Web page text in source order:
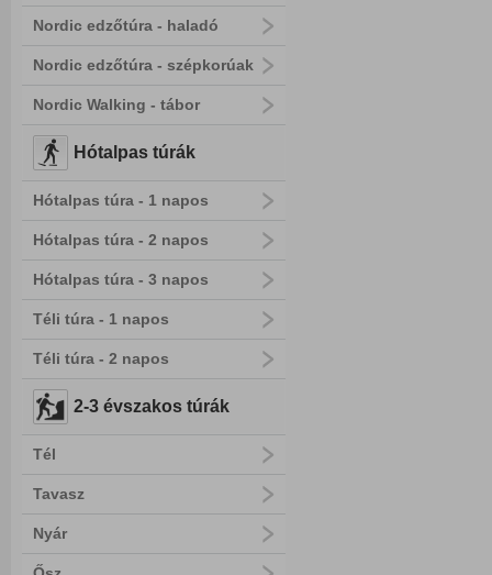
Nordic edzőtúra - haladó
Nordic edzőtúra - szépkorúak
Nordic Walking - tábor
Hótalpas túrák
Hótalpas túra - 1 napos
Hótalpas túra - 2 napos
Hótalpas túra - 3 napos
Téli túra - 1 napos
Téli túra - 2 napos
2-3 évszakos túrák
Tél
Tavasz
Nyár